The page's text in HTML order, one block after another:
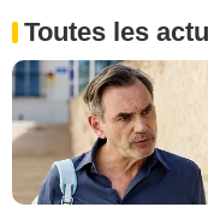
Toutes les